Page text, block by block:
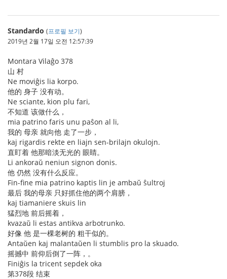
Standardo (프로필 보기)
2019년 2월 17일 오전 12:57:39
Montara Vilaĝo 378
山 村
Ne moviĝis lia korpo.
他的 身子 没有动。
Ne sciante, kion plu fari,
不知道 该做什么，
mia patrino faris unu paŝon al li,
我的 母亲 就向他 走了一步，
kaj rigardis rekte en liajn sen-brilajn okulojn.
直盯着 他那暗淡无光的 眼睛。
Li ankoraŭ neniun signon donis.
他 仍然 没有什么反应。
Fin-fine mia patrino kaptis lin je ambaŭ ŝultroj
最后 我的母亲 只好抓住他的两个肩膀，
kaj tiamaniere skuis lin
猛烈地 前后摇着，
kvazaŭ li estas antikva arbotrunko.
好像 他 是一棵老树的 粗干似的。
Antaŭen kaj malantaŭen li stumblis pro la skuado.
摇撼中 前仰后倒了一阵，。
Finiĝis la tricent sepdek oka
第378段 结束